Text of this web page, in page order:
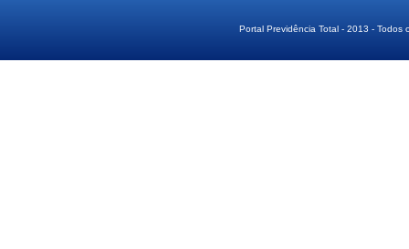
Portal Previdência Total - 2013 - Todos